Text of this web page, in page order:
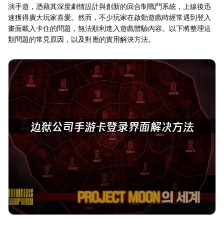
演手遊，憑藉其深度劇情設計與創新的回合制戰鬥系統，上線後迅
速獲得廣大玩家喜愛。然而，不少玩家在啟動遊戲時經常遇到登入
畫面載入卡住的問題，無法順利進入遊戲體驗內容。以下將整理這
類問題的常見原因，以及對應的實用解決方法。